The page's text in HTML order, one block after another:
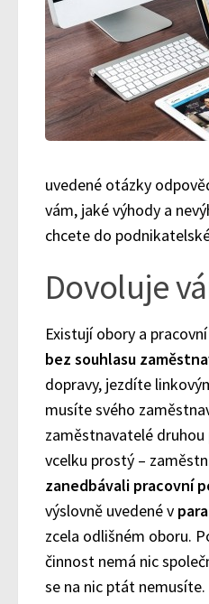
uvedené otázky
vám, jaké výhody a
chcete do
Dovoluje
Existují obory a
bez souhlasu
dopravy, jezdíte
musíte svého
zaměstnavatelé
vcelku prostý –
zanedbávali pracovní
výslovně uvedené v
zcela odlišném oboru.
činnost nemá nic
se na nic ptát nemusíte.